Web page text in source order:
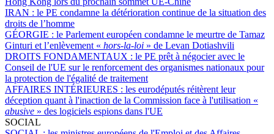
IRAN : le PE condamne la détérioration continue de la situation des
droits de l’homme
GÉORGIE : le Parlement européen condamne le meurtre de Tamaz
Ginturi et l’enlèvement « hors-la-loi » de Levan Dotiashvili
DROITS FONDAMENTAUX : le PE prêt à négocier avec le
Conseil de l'UE sur le renforcement des organismes nationaux pour
la protection de l'égalité de traitement
AFFAIRES INTÉRIEURES : les eurodéputés réitèrent leur
déception quant à l'inaction de la Commission face à l'utilisation «
abusive » des logiciels espions dans l'UE
SOCIAL